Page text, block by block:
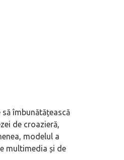
îmbunătățească
de croazieră,
modelul a
multimedia și de